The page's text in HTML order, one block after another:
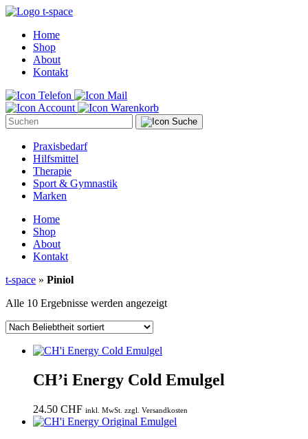
Home
Shop
About
Kontakt
Suche
Praxisbedarf
Hilfsmittel
Therapie
Sport & Gymnastik
Marken
Home
Shop
About
Kontakt
t-space » Piniol
Alle 10 Ergebnisse werden angezeigtNach
CH’i Energy Cold Emulgel
24.50 CHF inkl. MwSt. zzgl. Versandkosten